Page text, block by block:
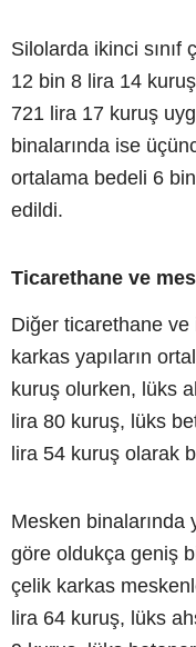
Silolarda ikinci sınıf
12 bin 8 lira 14
721 lira 17 kuruş
binalarında ise
ortalama bedeli 6
edildi.
Ticarethane ve
Diğer ticarethane ve
karkas yapıların
kuruş olurken, lüks
lira 80 kuruş, lüks
lira 54 kuruş olarak
Mesken binalarında
göre oldukça geniş
çelik karkas
lira 64 kuruş, lüks